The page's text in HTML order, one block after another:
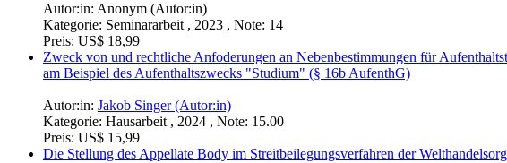
Autor:in: Anonym (Autor:in)
Kategorie: Seminararbeit , 2023 , Note: 14
Preis: US$ 18,99
Zweck von und rechtliche Anfoderungen an Nebenbestimmungen für
am Beispiel des Aufenthaltszwecks "Studium" (§ 16b AufenthG)
Autor:in: Jakob Singer (Autor:in)
Kategorie: Hausarbeit , 2024 , Note: 15.00
Preis: US$ 15,99
Die Stellung des Appellate Body im Streitbeilegungsverfahren der